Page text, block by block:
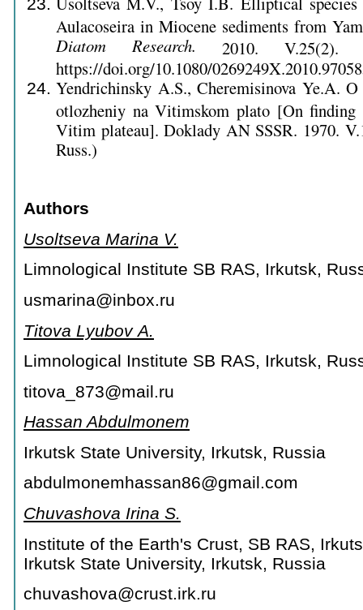
Aulacoseira in Miocene sediments from
Diatom Research. 2010. V.25(2).
https://doi.org/10.1080/
Yendrichinsky A.S., Cheremisinova Ye.A.
otlozheniy na Vitimskom plato [On finding
Vitim plateau]. Doklady AN SSSR. 1970.
Russ.)
Authors
Usoltseva Marina V.
Limnological Institute SB RAS, Irkutsk,
usmarina@inbox.ru
Titova Lyubov А.
Limnological Institute SB RAS, Irkutsk,
titova_873@mail.ru
Hassan Abdulmonem
Irkutsk State University, Irkutsk, Russia
abdulmonemhassan86@gmail.com
Chuvashova Irina S.
Institute of the Earth's Crust, SB RAS,
Irkutsk State University, Irkutsk, Russia
chuvashova@crust.irk.ru